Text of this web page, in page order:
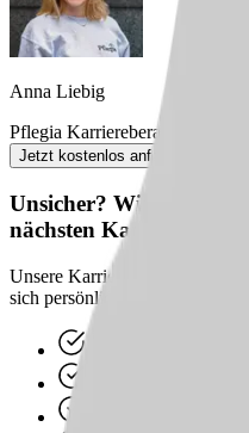
Anna Liebig
Pflegia Karriereberaterin
Jetzt kostenlos anfordern
Unsicher? Wir beraten
nächsten Karriereschritt
Unsere Karriereberater finden
sich persönlich bei dir zurück.